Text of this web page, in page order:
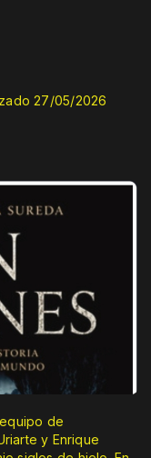
27/05/2026
de
y Enrique